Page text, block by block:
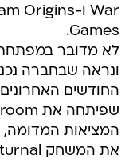
Games.
לא מדובר
ונראה שבחברה